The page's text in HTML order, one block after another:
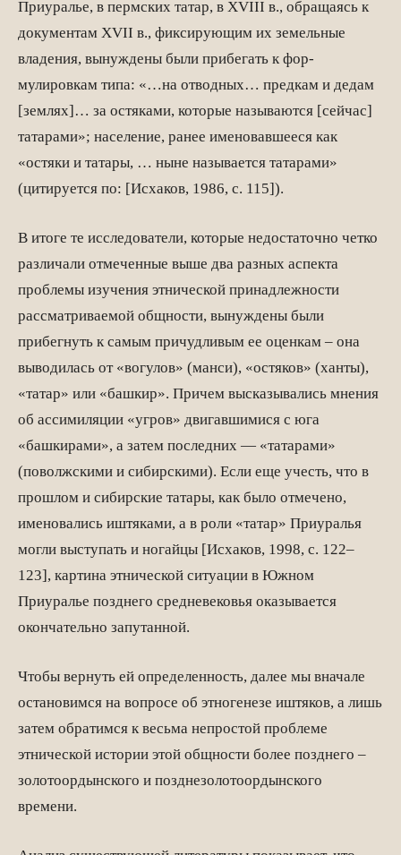
Приуралье, в пермских татар, в XVIII в., обращаясь к
документам XVII в., фиксирующим их земельные
владения, вынуждены были прибегать к фор­
мулировкам типа: «…на отводных… предкам и дедам
[землях]… за остяками, которые называются [сейчас]
татарами»; население, ранее именовавшееся как
«остяки и татары, … ныне называется татарами»
(цитируется по: [Исхаков, 1986, с. 115]).
В итоге те исследователи, которые недостаточно четко
различали отмеченные выше два разных аспекта
проблемы изучения этнической принадлежности
рассматриваемой общности, вынуждены были
прибегнуть к самым причудливым ее оценкам – она
выводилась от «вогулов» (манси), «остяков» (ханты),
«татар» или «башкир». Причем высказывались мнения
об ассимиляции «угров» двигавшимися с юга
«башкирами», а затем последних — «татарами»
(поволжскими и сибирскими). Если еще учесть, что в
прошлом и сибирские татары, как было отмечено,
именовались иштяками, а в роли «татар» Приуралья
могли выступать и ногайцы [Исхаков, 1998, с. 122–
123], картина этнической ситуации в Южном
Приуралье позднего средневековья оказывается
окончательно запутанной.
Чтобы вернуть ей определенность, далее мы вначале
остановимся на вопросе об этногенезе иштяков, а лишь
затем обратимся к весьма непростой проблеме
этнической истории этой общности более позднего –
золотоордынского и позднезолотоордынского
времени.